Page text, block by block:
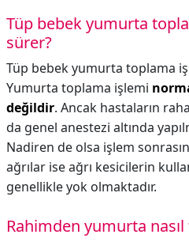
Tüp bebek yumurta
sürer?
Tüp bebek yumurta toplama
Yumurta toplama işlemi
değildir. Ancak hastaların
da genel anestezi altında
Nadiren de olsa işlem
ağrılar ise ağrı kesicilerin
genellikle yok olmaktadır.
Rahimden yumurta nasıl